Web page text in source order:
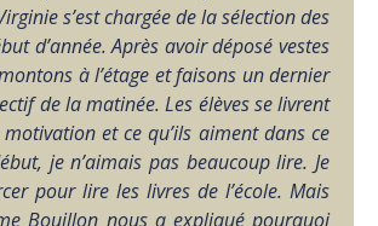
s’est chargée de la sélection des
d’année. Après avoir déposé vestes
à l’étage et faisons un dernier
de la matinée. Les élèves se livrent
et ce qu’ils aiment dans ce
je n’aimais pas beaucoup lire. Je
pour lire les livres de l’école. Mais
Bouillon nous a expliqué pourquoi